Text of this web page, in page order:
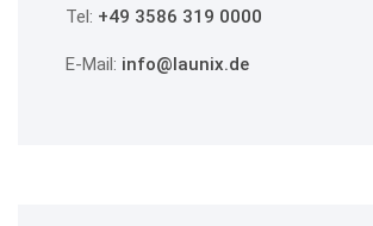
Tel: +49 3586 319 0000
E-Mail: info@launix.de